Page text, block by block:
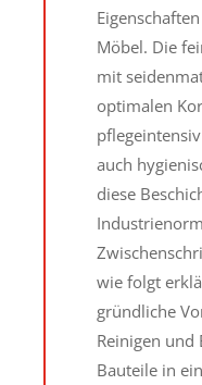
Möbel. Die
mit
optimalen
auch
diese
wie folgt
gründliche
Reinigen und
Bauteile in